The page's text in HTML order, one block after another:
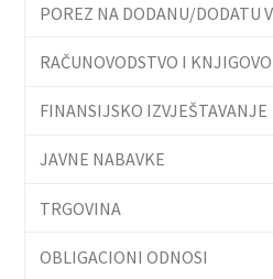
POREZ NA DODANU/DODATU
RAČUNOVODSTVO I
FINANSIJSKO IZVJEŠTAVANJE
JAVNE NABAVKE
TRGOVINA
OBLIGACIONI ODNOSI